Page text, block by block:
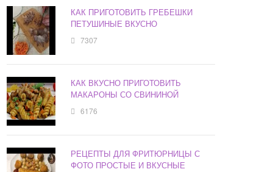
КАК ПРИГОТОВИТЬ ГРЕБЕШКИ
ПЕТУШИНЫЕ ВКУСНО
7307
КАК ВКУСНО ПРИГОТОВИТЬ
МАКАРОНЫ СО СВИНИНОЙ
6176
РЕЦЕПТЫ ДЛЯ ФРИТЮРНИЦЫ С
ФОТО ПРОСТЫЕ И ВКУСНЫЕ